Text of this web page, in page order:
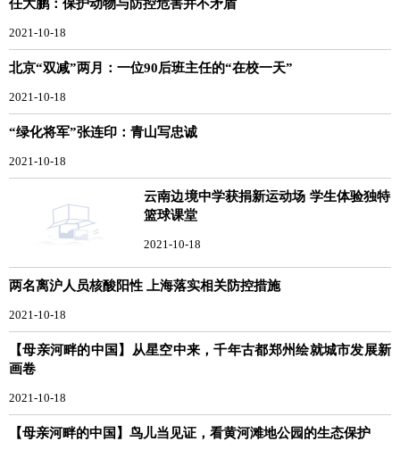
任大鹏：保护动物与防控危害并不矛盾
2021-10-18
北京“双减”两月：一位90后班主任的“在校一天”
2021-10-18
“绿化将军”张连印：青山写忠诚
2021-10-18
云南边境中学获捐新运动场 学生体验独特
篮球课堂
2021-10-18
两名离沪人员核酸阳性 上海落实相关防控措施
2021-10-18
【母亲河畔的中国】从星空中来，千年古都郑州绘就城市发展新
画卷
2021-10-18
【母亲河畔的中国】鸟儿当见证，看黄河滩地公园的生态保护